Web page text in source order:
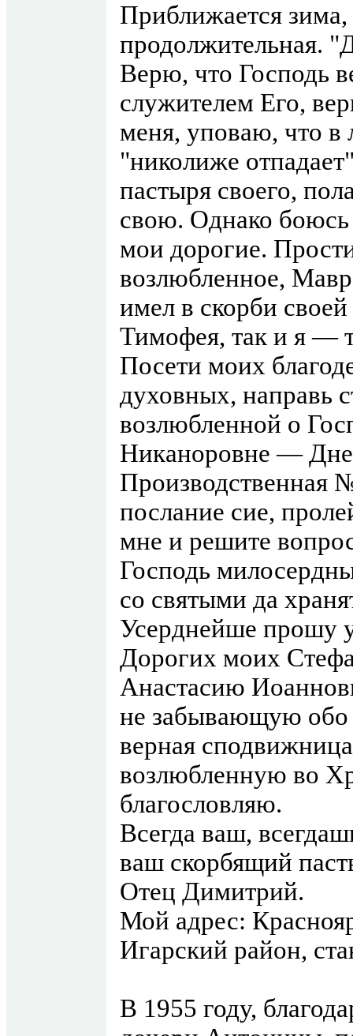
Приближается зима,
продолжительная.
Верю, что Господь
служителем Его,
меня, уповаю, что в
"николиже
пастыря своего,
свою. Однако боюсь
мои дорогие.
возлюбленное,
имел в скорби
Тимофея, так и я —
Посети моих
духовных, направь
возлюбленной о
Никаноровне —
Производственная
послание сие,
мне и решите
Господь
со святыми да
Усерднейше прошу
Дорогих моих
Анастасию
не забывающую
верная
возлюбленную во
благословляю.
Всегда ваш,
ваш скорбящий
Отец Димитрий.
Мой адрес:
Игарский район,
В 1955 году,